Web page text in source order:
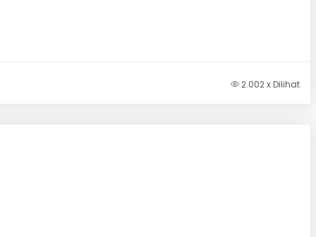
2.002 x Dilihat